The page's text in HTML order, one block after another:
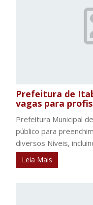
Prefeitura de
vagas para
Prefeitura Municipal
público para
diversos Níveis,
Leia Mais